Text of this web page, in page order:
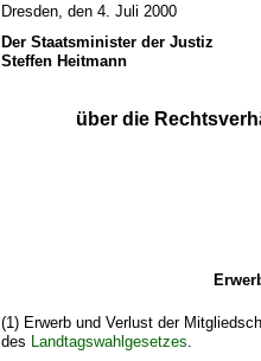
Dresden, den 4. Juli 2000
Der Staatsminister der Justiz
Steffen Heitmann
über die
(1) Erwerb und Verlust der
des Landtagswahlgesetzes